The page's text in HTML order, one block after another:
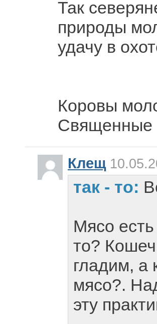
Так
природы
удачу в
Коровы
Священные
Клещ
так - то:
Мясо
то?
гладим, а
мясо?.
эту